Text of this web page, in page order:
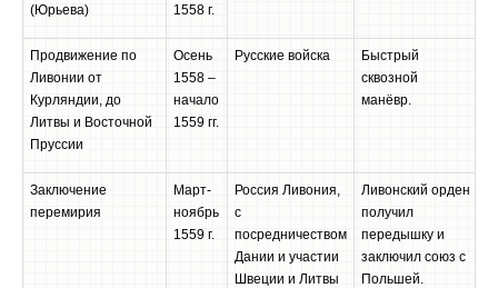
(Юрьева)
1558 г.
Продвижение по
Ливонии от
Курляндии, до
Литвы и Восточной
Пруссии
Осень
1558 –
начало
1559 гг.
Русские войска
Быстрый
сквозной
манёвр.
Заключение
перемирия
Март-
ноябрь
1559 г.
Россия Ливония,
с
посредничеством
Дании и участии
Швеции и Литвы
Ливонский орден
получил
передышку и
заключил союз с
Польшей.